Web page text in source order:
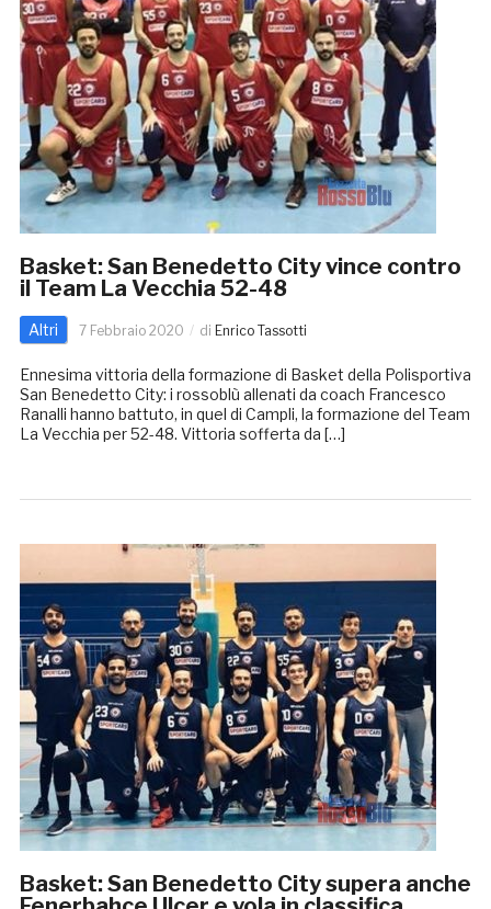
Basket: San Benedetto City vince contro
il Team La Vecchia 52-48
Altri 7 Febbraio 2020 di Enrico Tassotti
Ennesima vittoria della formazione di Basket della Polisportiva
San Benedetto City: i rossoblù allenati da coach Francesco
Ranalli hanno battuto, in quel di Campli, la formazione del Team
La Vecchia per 52-48. Vittoria sofferta da […]
Basket: San Benedetto City supera anche